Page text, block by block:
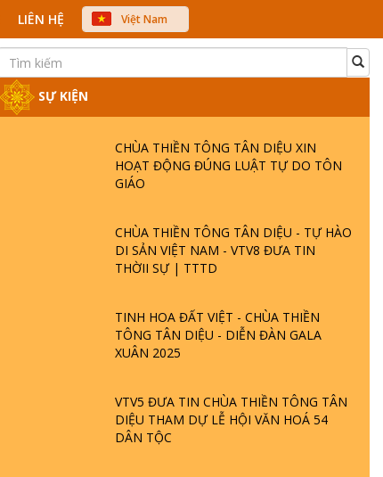
LIÊN HỆ
Việt Nam
中文
SỰ KIỆN
CHÙA THIỀN TÔNG TÂN DIỆU XIN
HOẠT ĐỘNG ĐÚNG LUẬT TỰ DO TÔN
GIÁO
CHÙA THIỀN TÔNG TÂN DIỆU - TỰ HÀO
DI SẢN VIỆT NAM - VTV8 ĐƯA TIN
THỜII SỰ | TTTD
TINH HOA ĐẤT VIỆT - CHÙA THIỀN
TÔNG TÂN DIỆU - DIỄN ĐÀN GALA
XUÂN 2025
VTV5 ĐƯA TIN CHÙA THIỀN TÔNG TÂN
DIỆU THAM DỰ LỄ HỘI VĂN HOÁ 54
DÂN TỘC